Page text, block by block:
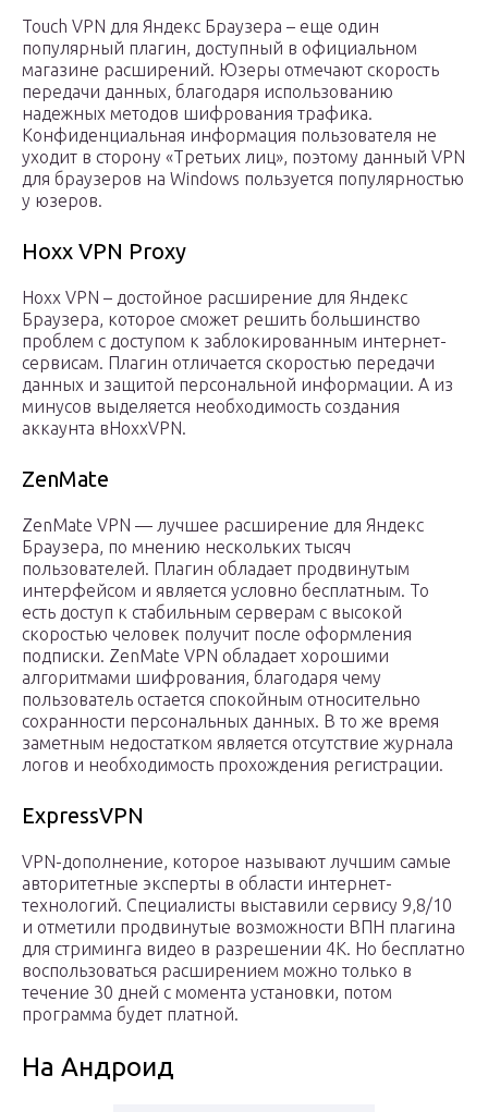
Touch VPN для Яндекс Браузера – еще один
популярный плагин, доступный в официальном
магазине расширений. Юзеры отмечают скорость
передачи данных, благодаря использованию
надежных методов шифрования трафика.
Конфиденциальная информация пользователя не
уходит в сторону «Третьих лиц», поэтому данный VPN
для браузеров на Windows пользуется популярностью
у юзеров.
Hoxx VPN Proxy
Hoxx VPN – достойное расширение для Яндекс
Браузера, которое сможет решить большинство
проблем с доступом к заблокированным интернет-
сервисам. Плагин отличается скоростью передачи
данных и защитой персональной информации. А из
минусов выделяется необходимость создания
аккаунта вHoxxVPN.
ZenMate
ZenMate VPN — лучшее расширение для Яндекс
Браузера, по мнению нескольких тысяч
пользователей. Плагин обладает продвинутым
интерфейсом и является условно бесплатным. То
есть доступ к стабильным серверам с высокой
скоростью человек получит после оформления
подписки. ZenMate VPN обладает хорошими
алгоритмами шифрования, благодаря чему
пользователь остается спокойным относительно
сохранности персональных данных. В то же время
заметным недостатком является отсутствие журнала
логов и необходимость прохождения регистрации.
ExpressVPN
VPN-дополнение, которое называют лучшим самые
авторитетные эксперты в области интернет-
технологий. Специалисты выставили сервису 9,8/10
и отметили продвинутые возможности ВПН плагина
для стриминга видео в разрешении 4К. Но бесплатно
воспользоваться расширением можно только в
течение 30 дней с момента установки, потом
программа будет платной.
На Андроид